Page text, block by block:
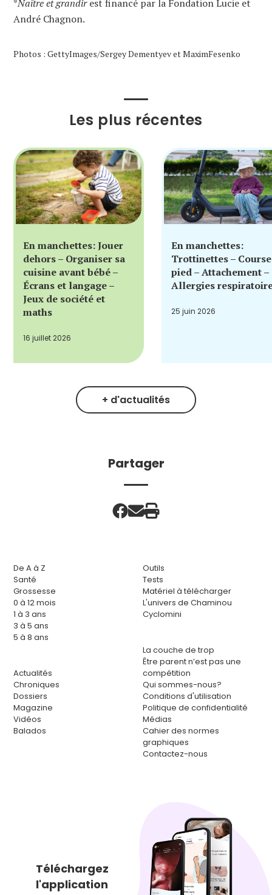
*Naître et grandirest financé par la Fondation Lucie et
André Chagnon.
Photos : GettyImages/Sergey Dementyev et MaximFesenko
Les plus récentes
En manchettes: Jouer
dehors – Organiser sa
cuisine avant bébé –
Écrans et langage –
Jeux de société et
maths
16 juillet 2026
En manchettes:
Trottinettes –
pied – Attachement –
Allergies
25 juin 2026
+ d'actualités
Partager
De A à Z
Santé
Grossesse
0 à 12 mois
1 à 3 ans
3 à 5 ans
5 à 8 ans
Actualités
Chroniques
Dossiers
Magazine
Vidéos
Balados
Outils
Tests
Matériel à télécharger
L'univers de Chaminou
Cyclomini
La couche de trop
Être parent n’est pas une
compétition
Qui sommes-nous?
Conditions d'utilisation
Politique de confidentialité
Médias
Cahier des normes
graphiques
Contactez-nous
Téléchargez
l'application